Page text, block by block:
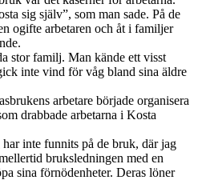
sig själv”, som man sade. På de
ogifte arbetaren och åt i familjer
stor familj. Man kände ett visst
inte vind för våg bland sina äldre
arbetare började organisera
drabbade arbetarna i Kosta
inte funnits på de bruk, där jag
bruksledningen med en
sina förnödenheter. Deras löner